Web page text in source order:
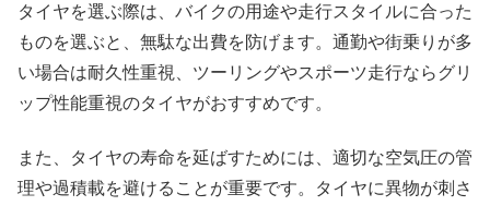
タイヤを選ぶ際は、バイクの用途や走行スタイルに合った
ものを選ぶと、無駄な出費を防げます。通勤や街乗りが多
い場合は耐久性重視、ツーリングやスポーツ走行ならグリ
ップ性能重視のタイヤがおすすめです。
また、タイヤの寿命を延ばすためには、適切な空気圧の管
理や過積載を避けることが重要です。タイヤに異物が刺さ